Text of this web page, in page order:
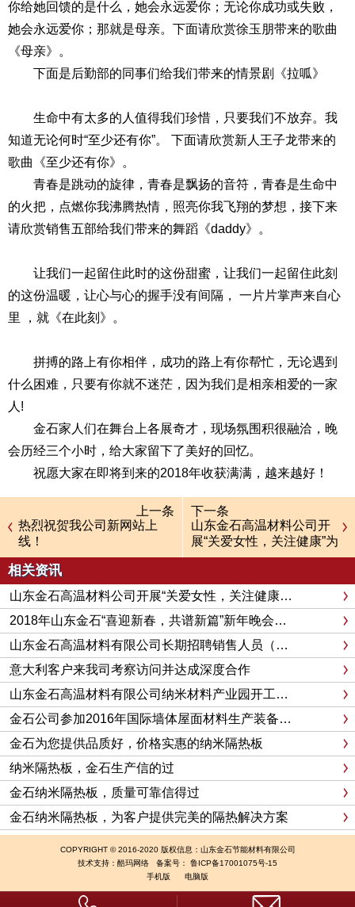
你给她回馈的是什么，她会永远爱你；无论你成功或失败，
她会永远爱你；那就是母亲。下面请欣赏徐玉朋带来的歌曲
《母亲》。
下面是后勤部的同事们给我们带来的情景剧《拉呱》
生命中有太多的人值得我们珍惜，只要我们不放弃。我
知道无论何时“至少还有你”。 下面请欣赏新人王子龙带来的
歌曲《至少还有你》。
青春是跳动的旋律，青春是飘扬的音符，青春是生命中
的火把，点燃你我沸腾热情，照亮你我飞翔的梦想，接下来
请欣赏销售五部给我们带来的舞蹈《daddy》。
让我们一起留住此时的这份甜蜜，让我们一起留住此刻
的这份温暖，让心与心的握手没有间隔， 一片片掌声来自心
里 ，就《在此刻》。
拼搏的路上有你相伴，成功的路上有你帮忙，无论遇到
什么困难，只要有你就不迷茫，因为我们是相亲相爱的一家
人!
金石家人们在舞台上各展奇才，现场氛围积很融洽，晚
会历经三个小时，给大家留下了美好的回忆。
祝愿大家在即将到来的2018年收获满满，越来越好！
上一条
热烈祝贺我公司新网站上
线！
下一条
山东金石高温材料公司开
展“关爱女性，关注健康”为
主题的妇女节活动
相关资讯
山东金石高温材料公司开展“关爱女性，关注健康”为主题的妇女节活动
2018年山东金石“喜迎新春，共谱新篇”新年晚会圆满完成
山东金石高温材料有限公司长期招聘销售人员（驻外、出差、电商）
意大利客户来我司考察访问并达成深度合作
山东金石高温材料有限公司纳米材料产业园开工建设中
金石公司参加2016年国际墙体屋面材料生产装备博览会
金石为您提供品质好，价格实惠的纳米隔热板
纳米隔热板，金石生产信的过
金石纳米隔热板，质量可靠信得过
金石纳米隔热板，为客户提供完美的隔热解决方案
COPYRIGHT © 2016-2020 版权信息：山东金石节能材料有限公司
技术支持： 酷玛网络 备案号： 鲁ICP备17001075号-15
手机版
电脑版